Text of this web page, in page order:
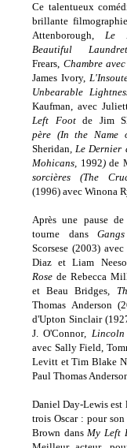
Ce talentueux
brillante
Attenborough, Le
Beautiful
Frears, Chambre
James Ivory,
Unbearable
Kaufman, avec
Left Footde Jim
père (In the Name
Sheridan, Le Dernier
Mohicans, 1992)de
sorcières (The
(1996) avec Winona
Après une pause
tourne dans
Scorsese (2003)
Diaz et Liam
Rose de Rebecca
et Beau Bridges,
Thomas Anderson
d'Upton Sinclair (
J. O'Connor,
avec Sally Field,
Levitt et Tim Blake
Paul Thomas
Daniel Day-Lewis est
trois Oscar : pour
Brown dansMy Left